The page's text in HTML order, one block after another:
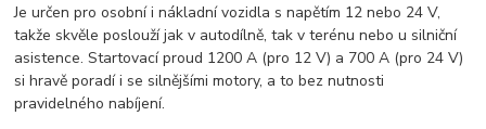
Je určen pro osobní i nákladní vozidla s napětím 12 nebo 24 V,
takže skvěle poslouží jak v autodílně, tak v terénu nebo u silniční
asistence. Startovací proud 1200 A (pro 12 V) a 700 A (pro 24 V)
si hravě poradí i se silnějšími motory, a to bez nutnosti
pravidelného nabíjení.